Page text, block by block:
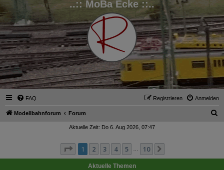
..:: MoBa Ecke ::..
FAQ Anmelden
Registrieren
Modellbahnforum Forum
e
Aktuelle Zeit: Do 6. Aug 2026, 07:47
Seite 1von 10
1 2 3 4 5 10
Aktuelle Themen